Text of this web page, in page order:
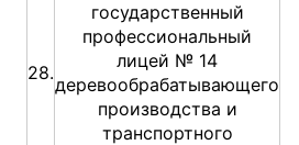
28.
государственный
профессиональный
лицей № 14
деревообрабатывающего
производства и
транспортного